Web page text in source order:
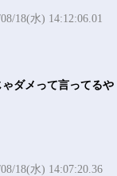
18(水) 14:12:06.01
ダメって言ってるや
18(水) 14:07:20.36